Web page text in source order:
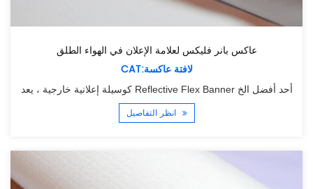
عاكس بانر فليكس لعلامة الإعلان في الهواء الطلق
CAT:لافتة عاكسة
كوسيلة إعلانية خارجية ، يعد Reflective Flex Banner أحد أفضل الخ
انظر التفاصيل